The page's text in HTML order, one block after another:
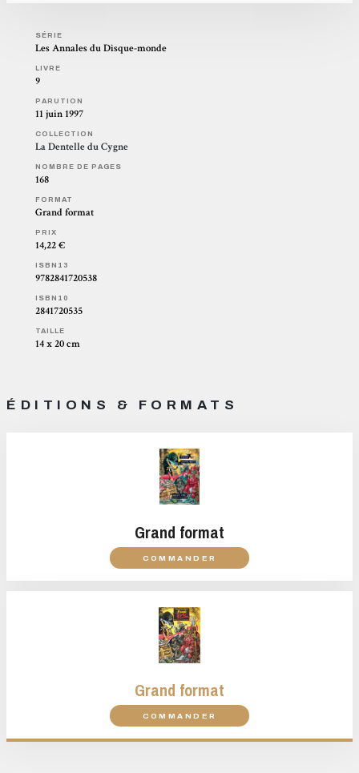
SÉRIE
Les Annales du Disque-monde
LIVRE
9
PARUTION
11 juin 1997
COLLECTION
La Dentelle du Cygne
NOMBRE DE PAGES
168
FORMAT
Grand format
PRIX
14,22 €
ISBN13
9782841720538
ISBN10
2841720535
TAILLE
14 x 20 cm
ÉDITIONS & FORMATS
Grand format
COMMANDER
Grand format
COMMANDER